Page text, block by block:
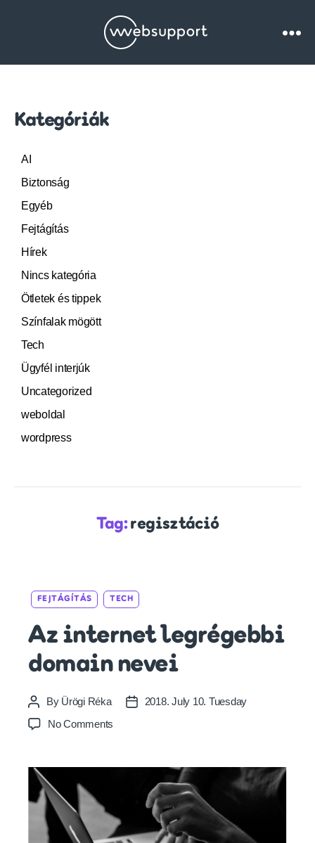
Websupport.hu
Kategóriák
AI
Biztonság
Egyéb
Fejtágítás
Hírek
Nincs kategória
Ötletek és tippek
Színfalak mögött
Tech
Ügyfél interjúk
Uncategorized
weboldal
wordpress
Tag: regisztáció
FEJTÁGÍTÁS TECH
Az internet legrégebbi
domain nevei
Post
author
By Ürögi Réka
Post2018. July 10. Tuesday
No Comments
legrégebbi